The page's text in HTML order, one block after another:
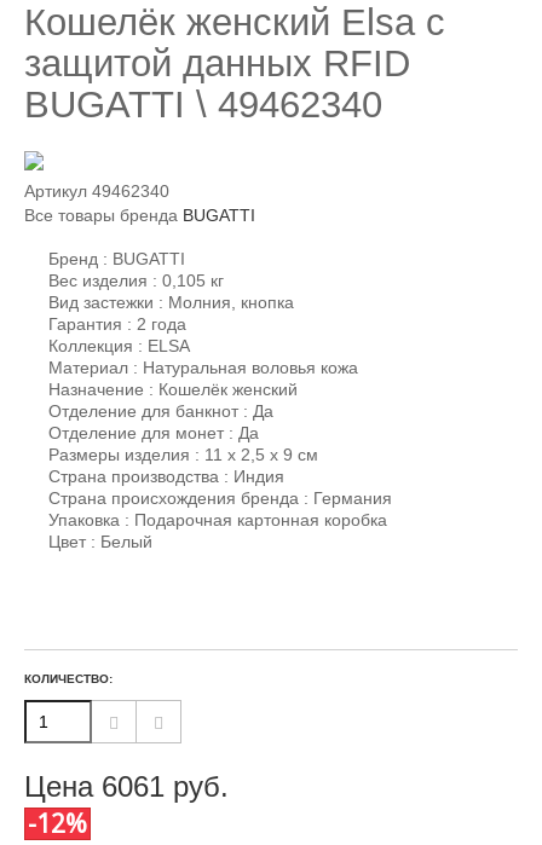
Кошелёк женский Elsa с
защитой данных RFID
BUGATTI \ 49462340
Артикул 49462340
Все товары бренда BUGATTI
Бренд : BUGATTI
Вес изделия : 0,105 кг
Вид застежки : Молния, кнопка
Гарантия : 2 года
Коллекция : ELSA
Материал : Натуральная воловья кожа
Назначение : Кошелёк женский
Отделение для банкнот : Да
Отделение для монет : Да
Размеры изделия : 11 х 2,5 х 9 см
Страна производства : Индия
Страна происхождения бренда : Германия
Упаковка : Подарочная картонная коробка
Цвет : Белый
КОЛИЧЕСТВО:
Цена 6061 руб.
-12%